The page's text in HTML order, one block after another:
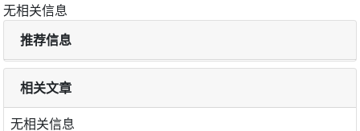
无相关信息
推荐信息
相关文章
无相关信息